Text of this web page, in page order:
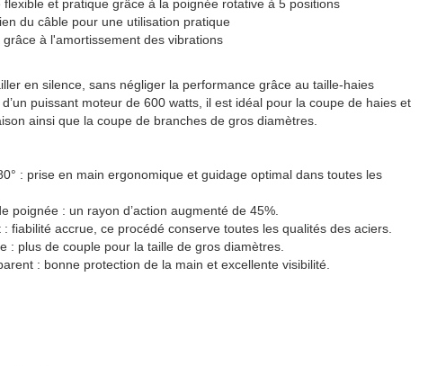
et pratique grâce à la poignée rotative à 5 positions
du câble pour une utilisation pratique
à l'amortissement des vibrations
en silence, sans négliger la performance grâce au taille-haies
puissant moteur de 600 watts, il est idéal pour la coupe de haies et
ainsi que la coupe de branches de gros diamètres.
: prise en main ergonomique et guidage optimal dans toutes les
poignée : un rayon d’action augmenté de 45%.
fiabilité accrue, ce procédé conserve toutes les qualités des aciers.
: plus de couple pour la taille de gros diamètres.
: bonne protection de la main et excellente visibilité.